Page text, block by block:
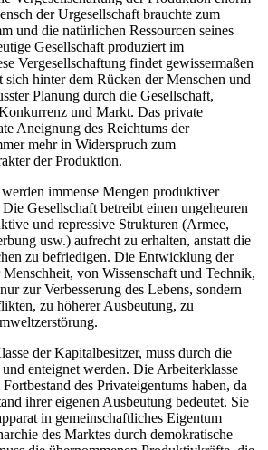
der Urgesellschaft brauchte zum
und die natürlichen Ressourcen seines
Gesellschaft produziert im
Vergesellschaftung findet gewissermaßen
hinter dem Rücken der Menschen und
Planung durch die Gesellschaft,
und Markt. Das private
Aneignung des Reichtums der
mehr in Widerspruch zum
der Produktion.
immense Mengen produktiver
Gesellschaft betreibt einen ungeheuren
und repressive Strukturen (Armee,
usw.) aufrecht zu erhalten, anstatt die
zu befriedigen. Die Entwicklung der
von Wissenschaft und Technik,
zur Verbesserung des Lebens, sondern
zu höherer Ausbeutung, zu
der Kapitalbesitzer, muss durch die
enteignet werden. Die Arbeiterklasse
des Privateigentums haben, da
ihrer eigenen Ausbeutung bedeutet. Sie
in gemeinschaftliches Eigentum
des Marktes durch demokratische